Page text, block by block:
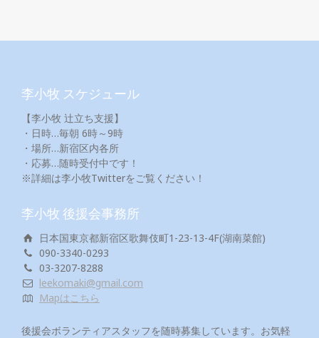
李小牧 スケジュール
【李小牧 辻立ち支援】
・日時…毎朝 6時～9時
・場所…新宿区内各所
・応募…随時受付中です！
※詳細は李小牧Twitterをご覧ください！
李小牧 後援会事務所
日本国東京都新宿区歌舞伎町1-23-13-4F(湖南菜館)
090-3340-0293
03-3207-8288
leekomaki@gmail.com
Mapはこちら
後援会ボランティアスタッフを随時募集しています。お気軽